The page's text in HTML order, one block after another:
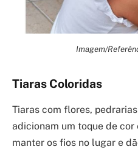
Imagem/
Tiaras Coloridas
Tiaras com flores,
adicionam um toque de cor
manter os fios no lugar e